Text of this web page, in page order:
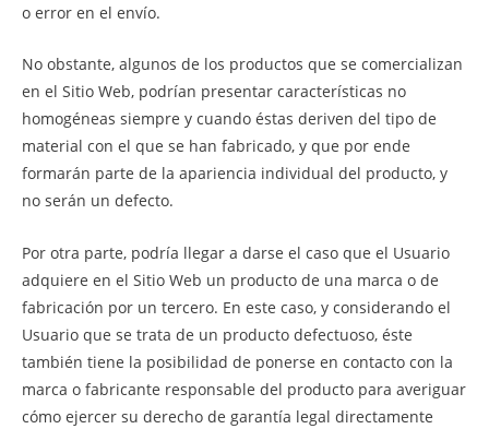
o error en el envío.
No obstante, algunos de los productos que se comercializan
en el Sitio Web, podrían presentar características no
homogéneas siempre y cuando éstas deriven del tipo de
material con el que se han fabricado, y que por ende
formarán parte de la apariencia individual del producto, y
no serán un defecto.
Por otra parte, podría llegar a darse el caso que el Usuario
adquiere en el Sitio Web un producto de una marca o de
fabricación por un tercero. En este caso, y considerando el
Usuario que se trata de un producto defectuoso, éste
también tiene la posibilidad de ponerse en contacto con la
marca o fabricante responsable del producto para averiguar
cómo ejercer su derecho de garantía legal directamente